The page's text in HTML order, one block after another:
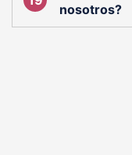
nosotros?